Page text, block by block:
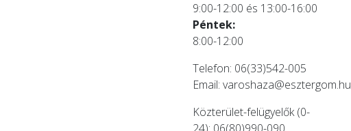
9:00-12:00 és 13:00-16:00
Péntek:
8:00-12:00
Telefon: 06(33)542-005
Email: varoshaza@esztergom.hu
Közterület-felügyelők (0-